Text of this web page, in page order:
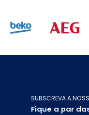
SUBSCREVA A
Fique a par